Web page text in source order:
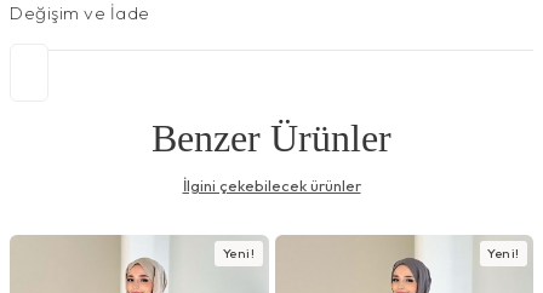
Değişim ve İade
Benzer Ürünler
İlgini çekebilecek ürünler
Yeni! Yeni!